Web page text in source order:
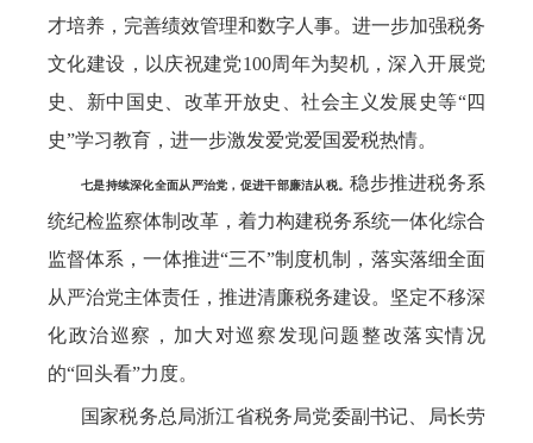
才培养，完善绩效管理和数字人事。进一步加强税务
文化建设，以庆祝建党100周年为契机，深入开展党
史、新中国史、改革开放史、社会主义发展史等“四
史”学习教育，进一步激发爱党爱国爱税热情。
七是持续深化全面从严治党，促进干部廉洁从税。稳步推进税务系
统纪检监察体制改革，着力构建税务系统一体化综合
监督体系，一体推进“三不”制度机制，落实落细全面
从严治党主体责任，推进清廉税务建设。坚定不移深
化政治巡察，加大对巡察发现问题整改落实情况
的“回头看”力度。
国家税务总局浙江省税务局党委副书记、局长劳